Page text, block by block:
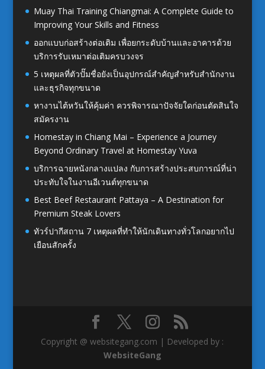
Muay Thai Training Chiangmai: A Complete Guide to
Improving Your Skills and Fitness
ออกแบบก่อสร้างต่อเติม เพื่อยกระดับบ้านและอาคารด้วย
บริการรับเหมาต่อเติมครบวงจร
5 เหตุผลที่ตัวปั๊มชื่อยังเป็นอุปกรณ์สำคัญสำหรับสำนักงาน
และธุรกิจทุกขนาด
หางานไต้หวันให้คุ้มค่า ควรพิจารณาปัจจัยใดก่อนตัดสินใจ
สมัครงาน
Homestay in Chiang Mai – Experience a Journey
Beyond Ordinary Travel at Homestay Yuva
บริการฉายหนังกลางแปลง กับการสร้างประสบการณ์ที่น่า
ประทับใจในงานอีเวนต์ทุกขนาด
Best Beef Restaurant Pattaya – A Destination for
Premium Steak Lovers
ทัวร์ปากีสถาน 7 เหตุผลที่ทำให้นักเดินทางทั่วโลกอยากไป
เยือนสักครั้ง
Copyright @ websitegang.com | Developed by :
WebsiteGang